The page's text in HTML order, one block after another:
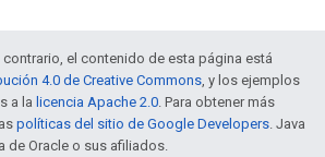
el contenido de esta página está
4.0 de Creative Commons, y los ejemplos
a la licencia Apache 2.0. Para obtener más
políticas del sitio de Google Developers. Java
de Oracle o sus afiliados.